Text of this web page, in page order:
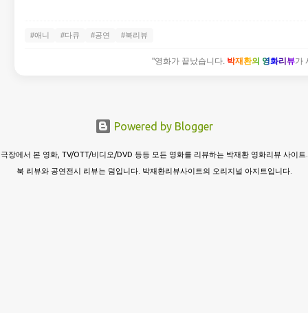
#애니 #다큐 #공연 #북리뷰
"영화가 끝났습니다. 박재환의 영화리뷰가
Powered by Blogger
극장에서 본 영화, TV/OTT/비디오/DVD 등등 모든 영화를 리뷰하는 박재환 영화리뷰 사이트.
북 리뷰와 공연전시 리뷰는 덤입니다. 박재환리뷰사이트의 오리지널 아지트입니다.